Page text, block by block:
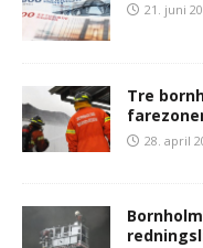
21. juni
Tre
28. april